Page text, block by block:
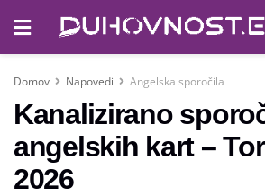
Domov Napovedi Angelska sporočila
Kanalizirano
angelskih kart –
2026